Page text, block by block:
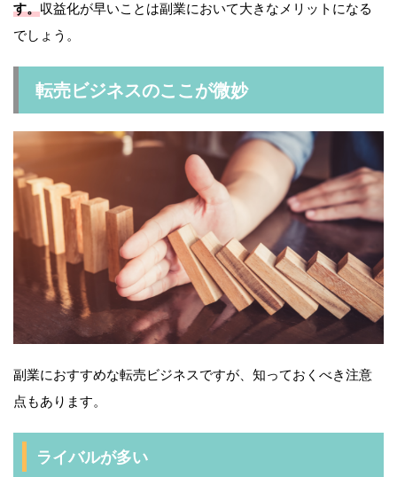
す。収益化が早いことは副業において大きなメリットになる
でしょう。
転売ビジネスのここが微妙
副業におすすめな転売ビジネスですが、知っておくべき注意
点もあります。
ライバルが多い